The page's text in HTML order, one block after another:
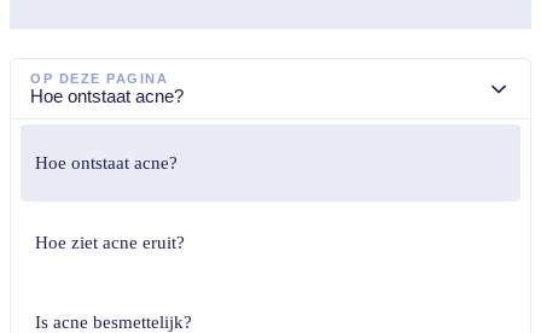
OP DEZE PAGINA
Hoe ontstaat acne?
Hoe ontstaat acne?
Hoe ziet acne eruit?
Is acne besmettelijk?